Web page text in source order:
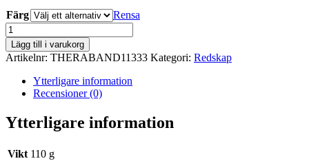
Färg
Rensa
Theraband
träningsband
mängd
Lägg till i varukorg
Artikelnr: THERABAND11333 Kategori: Redskap
Ytterligare information
Recensioner (0)
Ytterligare information
Vikt 110 g